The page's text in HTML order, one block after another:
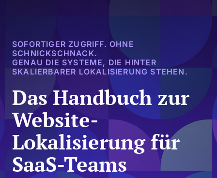
SOFORTIGER ZUGRIFF. OHNE
SCHNICKSCHNACK.
GENAU DIE SYSTEME, DIE HINTER
SKALIERBARER LOKALISIERUNG STEHEN.
Das Handbuch zur
Website-
Lokalisierung für
SaaS-Teams